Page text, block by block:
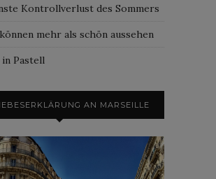
Kontrollverlust des Sommers
mehr als schön aussehen
Pastell
AN MARSEILLE